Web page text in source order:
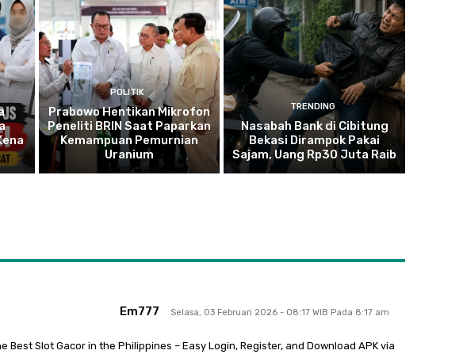
POLITIK
Prabowo Hentikan Mikrofon
Peneliti BRIN Saat Paparkan
Kemampuan Pemurnian
Uranium
TRENDING
Nasabah Bank di Cibitung
Bekasi Dirampok Pakai
Sajam, Uang Rp30 Juta Raib
Em777 Selasa, 03 Februari 2026 - 08:17 WIB Pada 8:17 am
Best Slot Gacor in the Philippines – Easy Login, Register, and Download APK via